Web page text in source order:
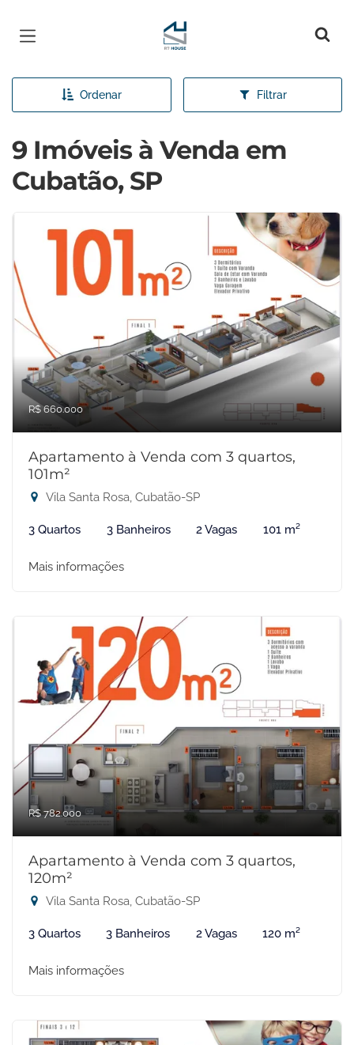
Página inicial
Ordenar Filtrar
9 Imóveis à Venda em
Cubatão, SP
R$ 660.000
Apartamento à Venda com 3 quartos,
101m²
Vila Santa Rosa, Cubatão-SP
3 Quartos 3 Banheiros 2 Vagas 101 m²
Mais informações
R$ 782.000
Apartamento à Venda com 3 quartos,
120m²
Vila Santa Rosa, Cubatão-SP
3 Quartos 3 Banheiros 2 Vagas 120 m²
Mais informações